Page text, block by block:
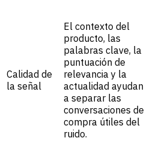
Calidad de
la señal
El contexto del
producto, las
palabras clave, la
puntuación de
relevancia y la
actualidad ayudan
a separar las
conversaciones de
compra útiles del
ruido.